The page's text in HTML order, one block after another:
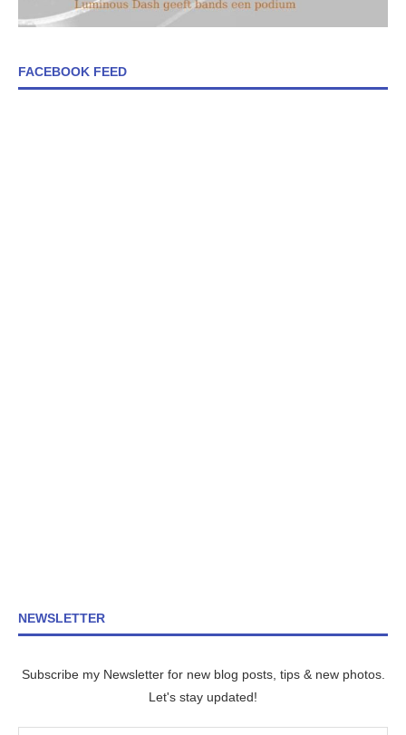
FACEBOOK FEED
NEWSLETTER
Subscribe my Newsletter for new blog posts, tips & new photos.
Let's stay updated!